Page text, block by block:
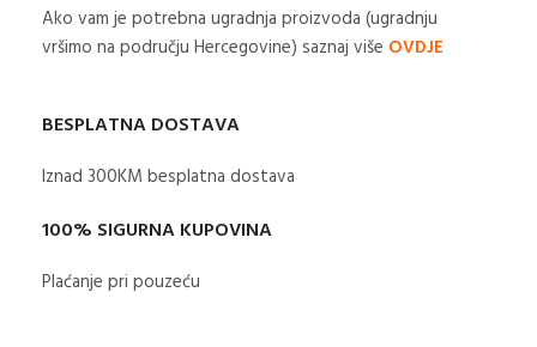
Ako vam je potrebna ugradnja proizvoda (ugradnju
vršimo na području Hercegovine) saznaj više OVDJE
BESPLATNA DOSTAVA
Iznad 300KM besplatna dostava​
100% SIGURNA KUPOVINA
Plaćanje pri pouzeću